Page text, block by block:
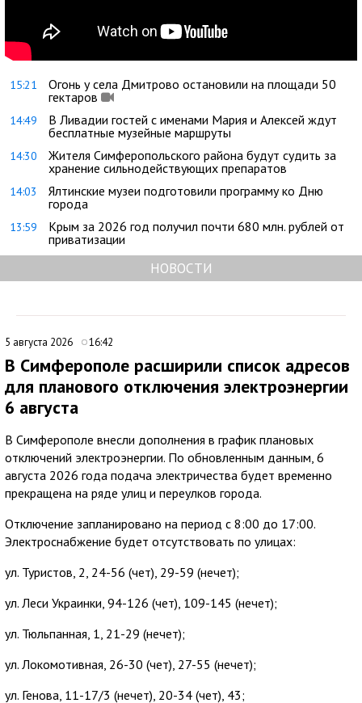
15:21
Огонь у села Дмитрово остановили на площади 50
гектаров
14:49
В Ливадии гостей с именами Мария и Алексей ждут
бесплатные музейные маршруты
14:30
Жителя Симферопольского района будут судить за
хранение сильнодействующих препаратов
14:03
Ялтинские музеи подготовили программу ко Дню
города
13:59
Крым за 2026 год получил почти 680 млн. рублей от
приватизации
НОВОСТИ
5 августа 2026 16:42
В Симферополе расширили список адресов
для планового отключения электроэнергии
6 августа
В Симферополе внесли дополнения в график плановых
отключений электроэнергии. По обновленным данным, 6
августа 2026 года подача электричества будет временно
прекращена на ряде улиц и переулков города.
Отключение запланировано на период с 8:00 до 17:00.
Электроснабжение будет отсутствовать по улицах:
ул. Туристов, 2, 24-56 (чет), 29-59 (нечет);
ул. Леси Украинки, 94-126 (чет), 109-145 (нечет);
ул. Тюльпанная, 1, 21-29 (нечет);
ул. Локомотивная, 26-30 (чет), 27-55 (нечет);
ул. Генова, 11-17/3 (нечет), 20-34 (чет), 43;